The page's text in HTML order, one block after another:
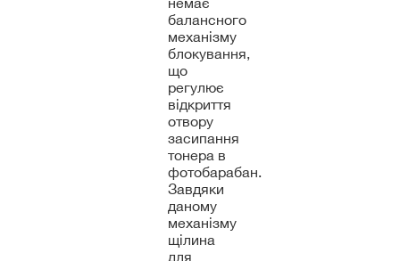
балансного
механізму
блокування,
що
регулює
відкриття
отвору
засипання
тонера в
фотобарабан.
Завдяки
даному
механізму
щілина
для